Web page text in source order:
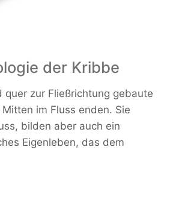
der Kribbe
quer zur Fließrichtung gebaute
im Fluss enden. Sie
bilden aber auch ein
Eigenleben, das dem